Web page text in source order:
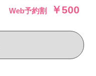
Web予約割
￥500